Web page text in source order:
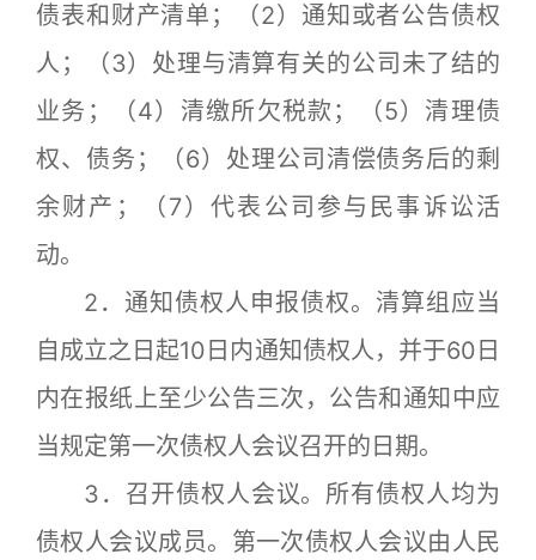
债表和财产清单；（2）通知或者公告债权
人；（3）处理与清算有关的公司未了结的
业务；（4）清缴所欠税款；（5）清理债
权、债务；（6）处理公司清偿债务后的剩
余财产；（7）代表公司参与民事诉讼活
动。
2．通知债权人申报债权。清算组应当
自成立之日起10日内通知债权人，并于60日
内在报纸上至少公告三次，公告和通知中应
当规定第一次债权人会议召开的日期。
3．召开债权人会议。所有债权人均为
债权人会议成员。第一次债权人会议由人民